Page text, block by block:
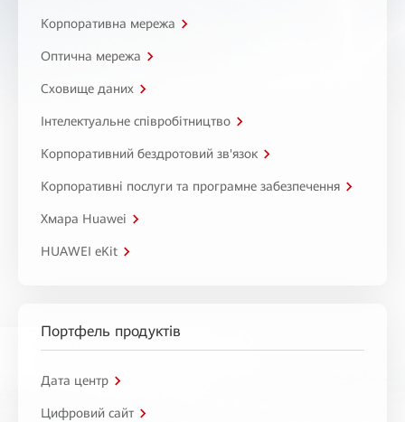
Корпоративна мережа
Оптична мережа
Сховище даних
Інтелектуальне співробітництво
Корпоративний бездротовий зв'язок
Корпоративні послуги та програмне забезпечення
Хмара Huawei
HUAWEI eKit
Портфель продуктів
Дата центр
Цифровий сайт